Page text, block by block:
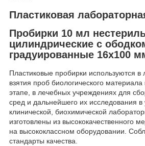
Пластиковая
Пробирки 10 мл
цилиндрические с
градуированные 16x100
Пластиковые пробирки используются в
взятия проб биологического
этапе, в лечебных учреждениях для
сред и дальнейшего их исследования в
клинической, биохимической
изготовлены из высококачественного
на высококлассном оборудовании.
стандарты качества.